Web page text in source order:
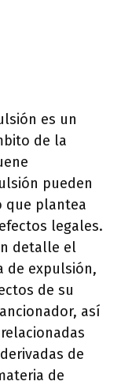
es un
de la
pueden
que plantea
legales.
detalle el
de expulsión,
de su
así
de
de